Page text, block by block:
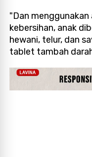
"Dan
kebersihan, anak
hewani, telur, dan
tablet tambah